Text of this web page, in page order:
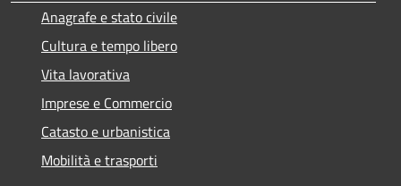
Anagrafe e stato civile
Cultura e tempo libero
Vita lavorativa
Imprese e Commercio
Catasto e urbanistica
Mobilità e trasporti